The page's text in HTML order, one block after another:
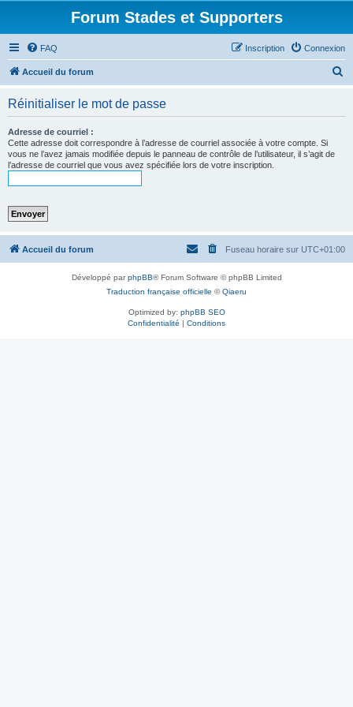
Forum Stades et Supporters
FAQ Connexion
Inscription
Accueil du forum
Réinitialiser le mot de passe
Adresse de courriel :
Cette adresse doit correspondre à l’adresse de courriel associée à votre compte. Si
vous ne l’avez jamais modifiée depuis le panneau de contrôle de l’utilisateur, il s’agit de
l’adresse de courriel que vous avez spécifiée lors de votre inscription.
Accueil du forum Fuseau horaire sur UTC+01:00
Développé parphpBB® Forum Software © phpBB Limited
Traduction française officielle ©Qiaeru
Optimized by: phpBB SEO
Confidentialité | Conditions